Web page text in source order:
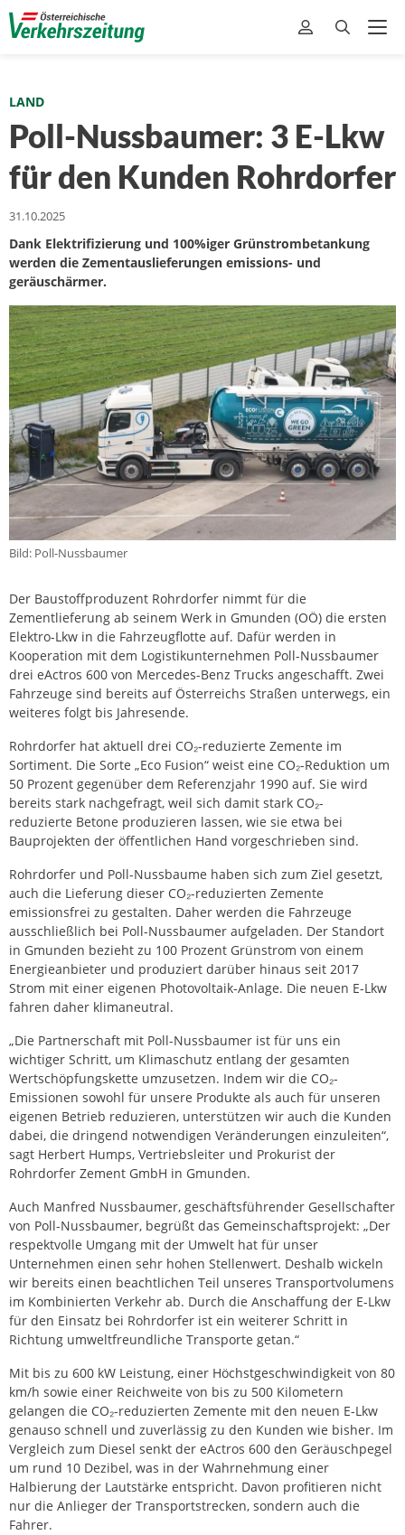
LAND
Poll-Nussbaumer: 3 E-Lkw
für den Kunden Rohrdorfer
31.10.2025
Dank Elektrifizierung und 100%iger Grünstrombetankung
werden die Zementauslieferungen emissions- und
geräuschärmer.
Bild: Poll-Nussbaumer
Der Baustoffproduzent Rohrdorfer nimmt für die
Zementlieferung ab seinem Werk in Gmunden (OÖ) die ersten
Elektro-Lkw in die Fahrzeugflotte auf. Dafür werden in
Kooperation mit dem Logistikunternehmen Poll-Nussbaumer
drei eActros 600 von Mercedes-Benz Trucks angeschafft. Zwei
Fahrzeuge sind bereits auf Österreichs Straßen unterwegs, ein
weiteres folgt bis Jahresende.
Rohrdorfer hat aktuell drei CO₂-reduzierte Zemente im
Sortiment. Die Sorte „Eco Fusion“ weist eine CO₂-Reduktion um
50 Prozent gegenüber dem Referenzjahr 1990 auf. Sie wird
bereits stark nachgefragt, weil sich damit stark CO₂-
reduzierte Betone produzieren lassen, wie sie etwa bei
Bauprojekten der öffentlichen Hand vorgeschrieben sind.
Rohrdorfer und Poll-Nussbaume haben sich zum Ziel gesetzt,
auch die Lieferung dieser CO₂-reduzierten Zemente
emissionsfrei zu gestalten. Daher werden die Fahrzeuge
ausschließlich bei Poll-Nussbaumer aufgeladen. Der Standort
in Gmunden bezieht zu 100 Prozent Grünstrom von einem
Energieanbieter und produziert darüber hinaus seit 2017
Strom mit einer eigenen Photovoltaik-Anlage. Die neuen E-Lkw
fahren daher klimaneutral.
„Die Partnerschaft mit Poll-Nussbaumer ist für uns ein
wichtiger Schritt, um Klimaschutz entlang der gesamten
Wertschöpfungskette umzusetzen. Indem wir die CO₂-
Emissionen sowohl für unsere Produkte als auch für unseren
eigenen Betrieb reduzieren, unterstützen wir auch die Kunden
dabei, die dringend notwendigen Veränderungen einzuleiten“,
sagt Herbert Humps, Vertriebsleiter und Prokurist der
Rohrdorfer Zement GmbH in Gmunden.
Auch Manfred Nussbaumer, geschäftsführender Gesellschafter
von Poll-Nussbaumer, begrüßt das Gemeinschaftsprojekt: „Der
respektvolle Umgang mit der Umwelt hat für unser
Unternehmen einen sehr hohen Stellenwert. Deshalb wickeln
wir bereits einen beachtlichen Teil unseres Transportvolumens
im Kombinierten Verkehr ab. Durch die Anschaffung der E-Lkw
für den Einsatz bei Rohrdorfer ist ein weiterer Schritt in
Richtung umweltfreundliche Transporte getan.“
Mit bis zu 600 kW Leistung, einer Höchstgeschwindigkeit von 80
km/h sowie einer Reichweite von bis zu 500 Kilometern
gelangen die CO₂-reduzierten Zemente mit den neuen E-Lkw
genauso schnell und zuverlässig zu den Kunden wie bisher. Im
Vergleich zum Diesel senkt der eActros 600 den Geräuschpegel
um rund 10 Dezibel, was in der Wahrnehmung einer
Halbierung der Lautstärke entspricht. Davon profitieren nicht
nur die Anlieger der Transportstrecken, sondern auch die
Fahrer.